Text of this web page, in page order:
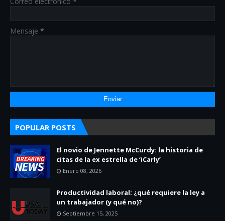
Mensaje *
POPULAR POSTS
El novio de Jennette McCurdy: la historia de
citas de la ex estrella de ‘iCarly’
Enero 08, 2026
Productividad laboral: ¿qué requiere la ley a
un trabajador (y qué no)?
Septiembre 15, 2025